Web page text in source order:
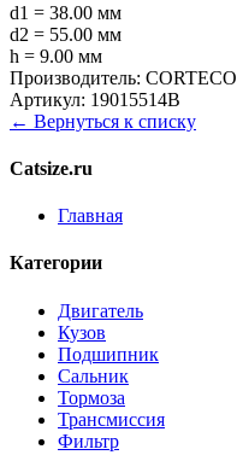
d1 = 38.00 мм
d2 = 55.00 мм
h = 9.00 мм
Производитель: CORTECO
Артикул: 19015514B
← Вернуться к списку
Catsize.ru
Главная
Категории
Двигатель
Кузов
Подшипник
Сальник
Тормоза
Трансмиссия
Фильтр